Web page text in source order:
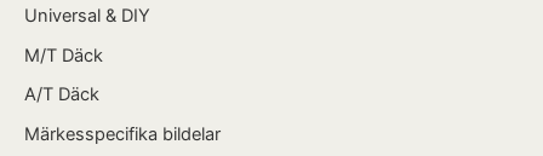
Universal & DIY
M/T Däck
A/T Däck
Märkesspecifika bildelar